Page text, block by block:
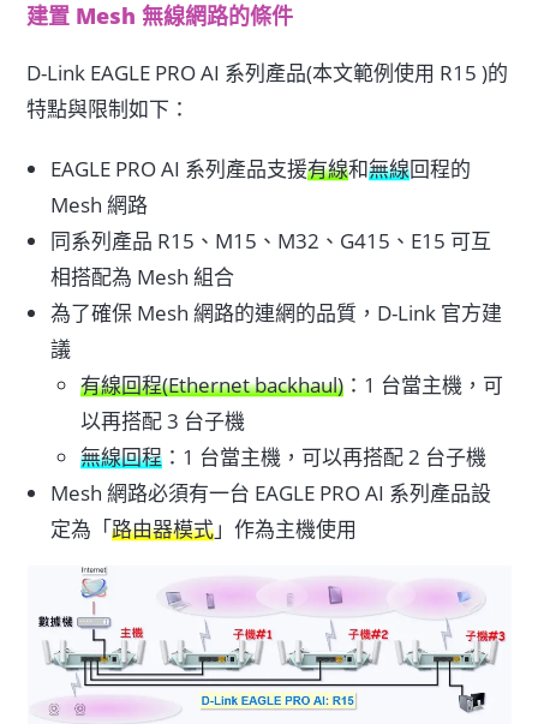
建置 Mesh 無線網路的條件
D-Link EAGLE PRO AI 系列產品(本文範例使用 R15 )的
特點與限制如下：
EAGLE PRO AI 系列產品支援有線和無線回程的
Mesh 網路
同系列產品 R15、M15、M32、G415、E15 可互
相搭配為 Mesh 組合
為了確保 Mesh 網路的連網的品質，D-Link 官方建
議
有線回程(Ethernet backhaul) ：1 台當主機，可
以再搭配 3 台子機
無線回程 ：1 台當主機，可以再搭配 2 台子機
Mesh 網路必須有一台 EAGLE PRO AI 系列產品設
定為「路由器模式」作為主機使用